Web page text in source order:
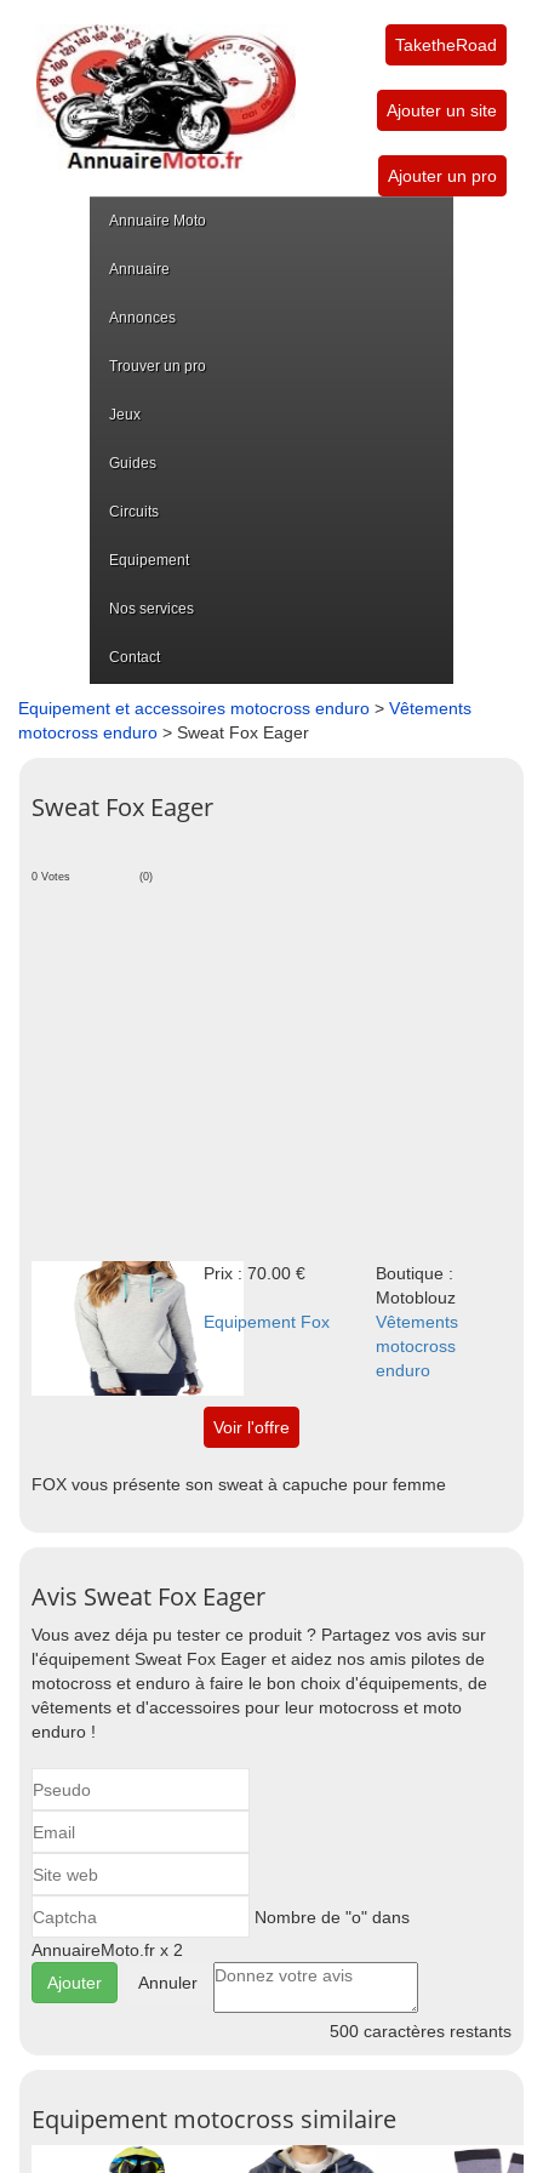
TaketheRoad
Ajouter un site
Ajouter un pro
Annuaire Moto
Annuaire
Annonces
Trouver un pro
Jeux
Guides
Circuits
Equipement
Nos services
Contact
Equipement et accessoires motocross enduro > Vêtements
motocross enduro > Sweat Fox Eager
Sweat Fox Eager
0 Votes (0)
Prix : 70.00 €
Boutique :
Motoblouz
Equipement Fox
Vêtements
motocross
enduro
Voir l'offre
FOX vous présente son sweat à capuche pour femme
Avis Sweat Fox Eager
Vous avez déja pu tester ce produit ? Partagez vos avis sur
l'équipement Sweat Fox Eager et aidez nos amis pilotes de
motocross et enduro à faire le bon choix d'équipements, de
vêtements et d'accessoires pour leur motocross et moto
enduro !
Nombre de "o" dans
AnnuaireMoto.fr x 2
Annuler
500 caractères restants
Equipement motocross similaire